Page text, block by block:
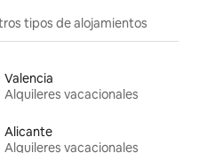
tipos de alojamientos
Valencia
Alquileres vacacionales
Alicante
Alquileres vacacionales